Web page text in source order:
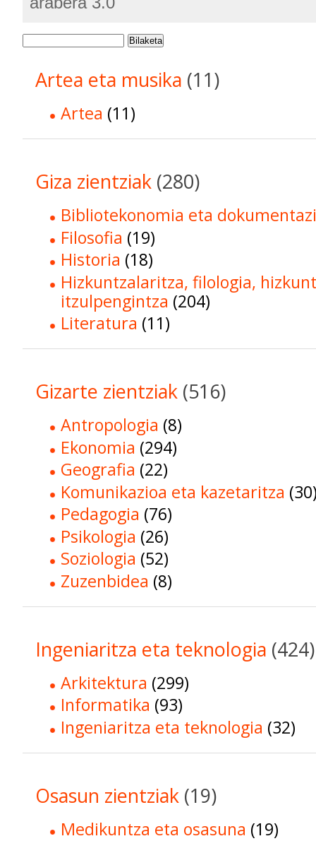
Bilaketa
Artea eta musika (11)
Artea (11)
Giza zientziak (280)
Bibliotekonomia eta
Filosofia (19)
Historia (18)
Hizkuntzalaritza, filologia,
itzulpengintza (204)
Literatura (11)
Gizarte zientziak (516)
Antropologia (8)
Ekonomia (294)
Geografia (22)
Komunikazioa eta kazetaritza
Pedagogia (76)
Psikologia (26)
Soziologia (52)
Zuzenbidea (8)
Ingeniaritza eta teknologia (424)
Arkitektura (299)
Informatika (93)
Ingeniaritza eta teknologia (32)
Osasun zientziak (19)
Medikuntza eta osasuna (19)